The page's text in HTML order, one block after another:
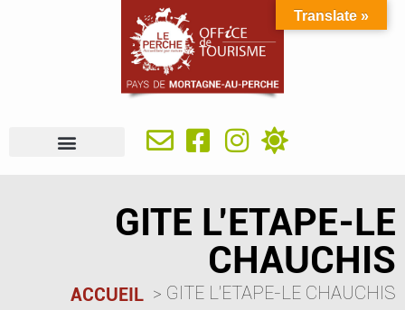
GITE L’ETAPE-LE
CHAUCHIS
ACCUEIL GITE L’ETAPE-LE CHAUCHIS
Translate »